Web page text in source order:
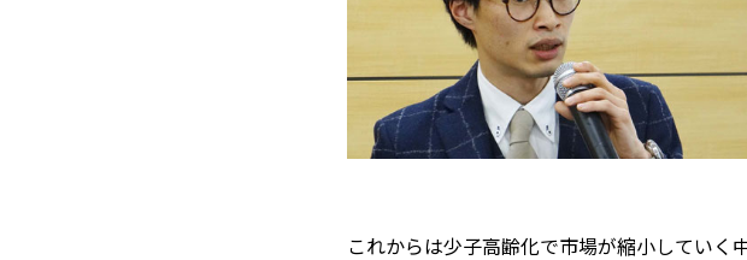
これからは少子高齢化で市場が縮小していく